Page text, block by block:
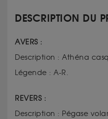
DESCRIPTION DU
AVERS :
Description : Athéna
Légende : A-R.
REVERS :
Description : Pégase